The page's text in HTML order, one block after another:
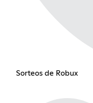
Sorteos de Robux